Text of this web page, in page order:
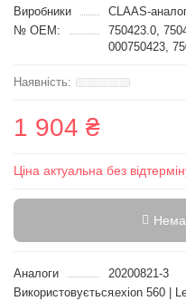
Виробники
CLAAS-
№ OEM:
750423.0,
000750423,
1 904 ₴
Ціна актуальна без
Аналоги
20200821-3
ВикористовуєтьсяLexion 560 |